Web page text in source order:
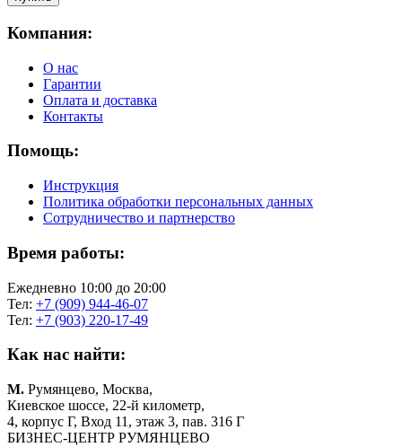
Компания:
О нас
Гарантии
Оплата и доставка
Контакты
Помощь:
Инструкция
Политика обработки персональных данных
Сотрудничество и партнерство
Время работы:
Ежедневно 10:00 до 20:00
Тел: +7 (909) 944-46-07
Тел: +7 (903) 220-17-49
Как нас найти:
М. Румянцево, Москва,
Киевское шоссе, 22-й километр,
4, корпус Г, Вход 11, этаж 3, пав. 316 Г
БИЗНЕС-ЦЕНТР РУМЯНЦЕВО